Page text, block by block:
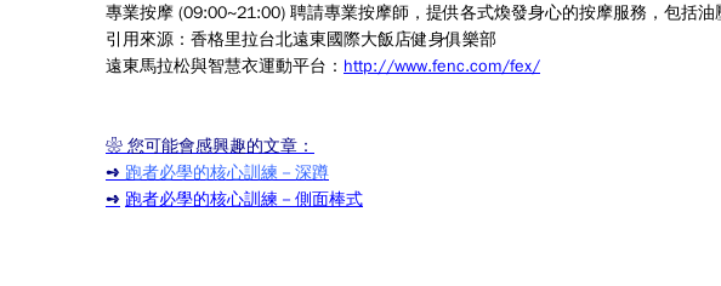
專業按摩 (09:00~21:00) 聘請專業按摩師，提供各式煥發身心的按摩服務，包括油
引用來源： 香格里拉台北遠東國際大飯店健身俱樂部
遠東馬拉松與智慧衣運動平台： http://www.fenc.com/fex/
❀ 您可能會感興趣的文章：
➺ 跑者必學的核心訓練－深蹲
➺ 跑者必學的核心訓練－側面棒式